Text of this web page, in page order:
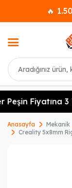
🔥
Ara
Peşin Fiyatına 3
Anasayfa Mekanik
Creality 5x8mm